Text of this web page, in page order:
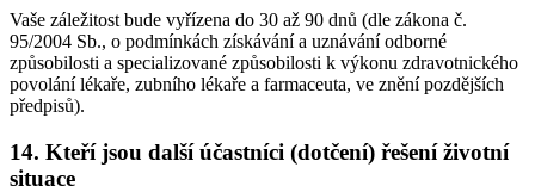
Vaše záležitost bude vyřízena do 30 až 90 dnů (dle zákona č.
95/2004 Sb., o podmínkách získávání a uznávání odborné
způsobilosti a specializované způsobilosti k výkonu zdravotnického
povolání lékaře, zubního lékaře a farmaceuta, ve znění pozdějších
předpisů).
14. Kteří jsou další účastníci (dotčení) řešení životní
situace